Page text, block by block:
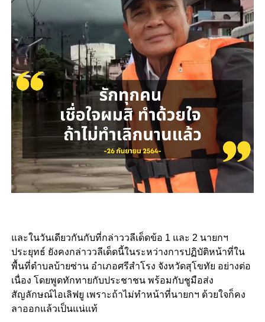
และในวันเดียวกันกับที่กล่าววลีเด็ดข้อ 1 และ 2 นายกฯ
ประยุทธ์ ยังคงกล่าววลีเด็ดนี้ในระหว่างการปฏิบัติหน้าที่ใน
พื้นที่ตำบลบ้ายซ่าน อำเภอศรีสำโรง จังหวัดสุโขทัย อย่างต่อ
เนื่อง โดยพูดทักทายกับประชาชน พร้อมกับชูมือส่ง
สัญลักษณ์ไอเลิฟยู เพราะถ้าไม่ทำหน้าที่นายกฯ ด้วยใจก็คง
ลาออกแล้วเป็นแน่แท้